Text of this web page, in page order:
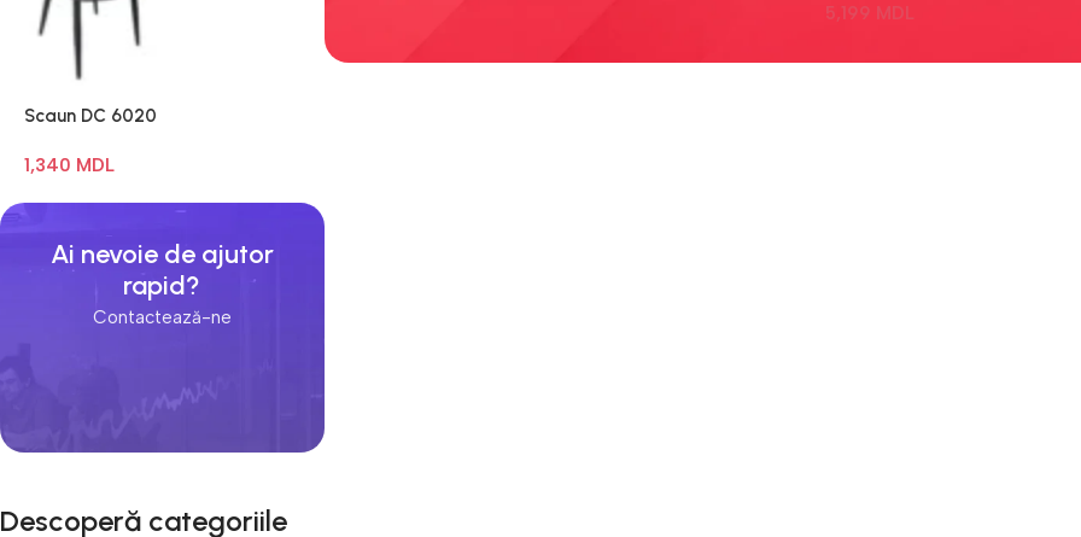
Scaun DC 6020
1,340 MDL
Ai nevoie de ajutor
rapid?
Contactează-ne
5,199 MDL
Descoperă categoriile